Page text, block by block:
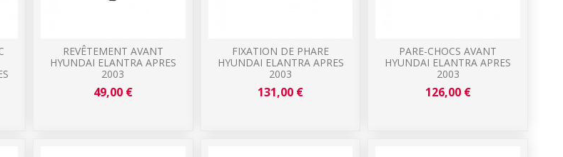
REVÊTEMENT AVANT
HYUNDAI ELANTRA APRES
2003
49,00 €
FIXATION DE PHARE
HYUNDAI ELANTRA APRES
2003
131,00 €
PARE-CHOCS AVANT
HYUNDAI ELANTRA APRES
2003
126,00 €